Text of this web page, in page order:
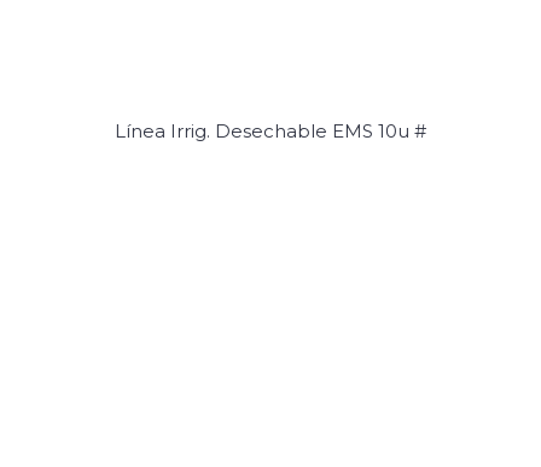
Línea Irrig. Desechable EMS 10u #